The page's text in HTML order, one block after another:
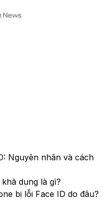
Nguyên nhân và cách
dụng là gì?
bị lỗi Face ID do đâu?